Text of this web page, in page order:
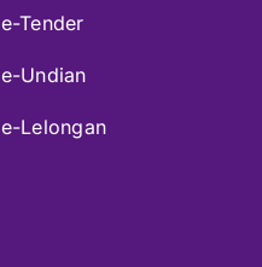
e-Tender
e-Undian
e-Lelongan